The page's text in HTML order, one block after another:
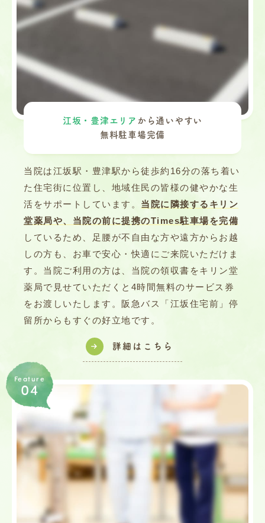
江坂・豊津エリア から通いやすい
無料駐車場完備
当院は江坂駅・豊津駅から徒歩約16分の落ち着い
た住宅街に位置し、地域住民の皆様の健やかな生
活をサポートしています。 当院に隣接するキリン
堂薬局や、当院の前に提携のTimes駐車場を完備
しているため、足腰が不自由な方や遠方からお越
しの方も、お車で安心・快適にご来院いただけま
す。当院ご利用の方は、当院の領収書をキリン堂
薬局で見せていただくと4時間無料のサービス券
をお渡しいたします。阪急バス「江坂住宅前」停
留所からもすぐの好立地です。
詳細はこちら
Feature
04